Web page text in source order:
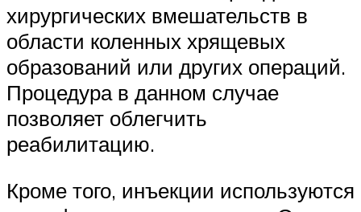
хирургических вмешательств в
области коленных хрящевых
образований или других операций.
Процедура в данном случае
позволяет облегчить
реабилитацию.
Кроме того, инъекции используются